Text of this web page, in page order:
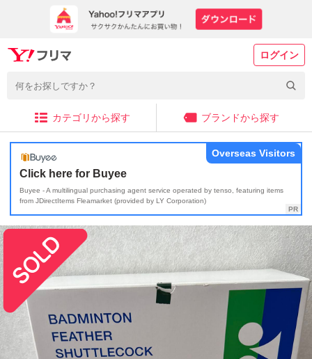
ログイン
カテゴリから探す ブランドから探す
Click here for Buyee
Buyee - A multilingual purchasing agent service operated by tenso, featuring items
from JDirectItems Fleamarket (provided by LY Corporation)
Overseas Visitors